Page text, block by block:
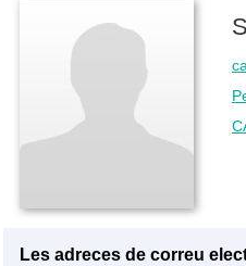
Les adreces de correu